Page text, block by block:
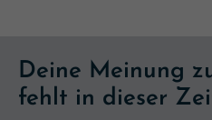
Deine Meinung
fehlt in dieser